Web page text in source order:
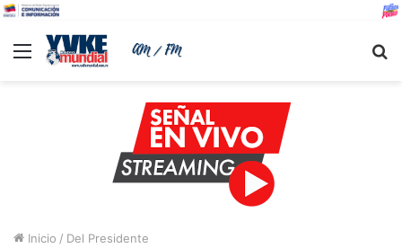
Menu
Inicio / Del Presidente